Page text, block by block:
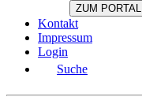
ZUM PORTAL
Kontakt
Impressum
Login
Suche